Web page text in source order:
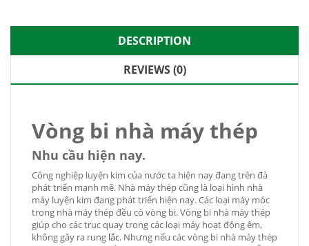
DESCRIPTION
REVIEWS (0)
Vòng bi nhà máy thép
Nhu cầu hiện nay.
Công nghiệp luyện kim của nước ta hiện nay đang trên đà
phát triển mạnh mẽ. Nhà máy thép cũng là loại hình nhà
máy luyện kim đang phát triển hiện nay. Các loại máy móc
trong nhà máy thép đều có vòng bi. Vòng bi nhà máy thép
giúp cho các trục quay trong các loại máy hoạt động êm,
không gây ra rung lắc. Nhưng nếu các vòng bi nhà máy thép